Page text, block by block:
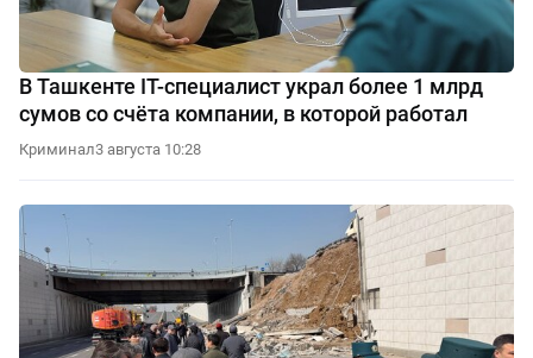
В Ташкенте IT-специалист украл более 1 млрд
сумов со счёта компании, в которой работал
Криминал3 августа 10:28